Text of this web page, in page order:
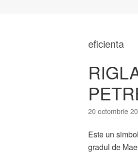
eficienta
20 octombrie
Este un
gradul de